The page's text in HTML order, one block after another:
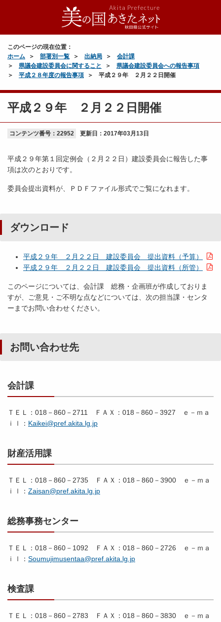
このページの現在位置：
ホーム
部署別一覧 出納局
会計課
県議会建設委員会に関すること
県議会建設委員会への報告事項
平成２８年度の報告事項
平成２９年 ２月２２日開催
平成２９年 ２月２２日開催
コンテンツ番号：22952 更新日： 2017年03月13日
平成２９年第１回定例会（２月２２日）建設委員会に報告した事
項は次のとおりです。
委員会提出資料が、ＰＤＦファイル形式でご覧になれます。
ダウンロード
平成２９年 ２月２２日 建設委員会 提出資料（予算）
平成２９年 ２月２２日 建設委員会 提出資料（所管）
このページについては、会計課 総務・企画班が作成しておりま
すが、ご意見・ご不明な点などについては、次の担当課・センタ
ーまでお問い合わせください。
お問い合わせ先
会計課
ＴＥＬ：018－860－2711 ＦＡＸ：018－860－3927 ｅ－ｍａ
ｉｌ： Kaikei@pref.akita.lg.jp
財産活用課
ＴＥＬ：018－860－2735 ＦＡＸ：018－860－3900 ｅ－ｍａ
ｉｌ： Zaisan@pref.akita.lg.jp
総務事務センター
ＴＥＬ：018－860－1092 ＦＡＸ：018－860－2726 ｅ－ｍａ
ｉｌ： Soumujimusentaa@pref.akita.lg.jp
検査課
ＴＥＬ：018－860－2783 ＦＡＸ：018－860－3830 ｅ－ｍａ